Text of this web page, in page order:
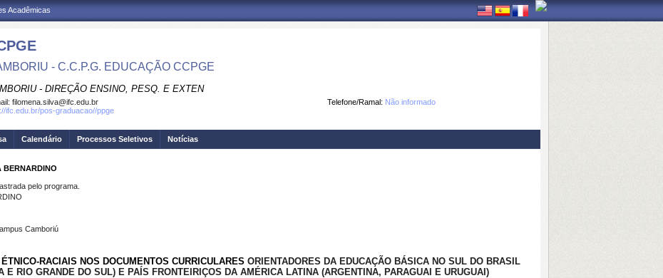
Acadêmicas
- C.C.P.G. EDUCAÇÃO CCPGE
- DIREÇÃO ENSINO, PESQ. E EXTEN
Telefone/Ramal: Não informado
filomena.silva@ifc.edu.br
ifc.edu.br/pos-graduacao//ppge
Calendário Processos Seletivos Notícias
BERNARDINO
pelo programa.
Camboriú
RACIAIS NOS DOCUMENTOS CURRICULARES ORIENTADORES DA EDUCAÇÃO BÁSICA NO SUL DO BRASIL
E RIO GRANDE DO SUL) E PAÍS FRONTEIRIÇOS DA AMÉRICA LATINA (ARGENTINA, PARAGUAI E URUGUAI)